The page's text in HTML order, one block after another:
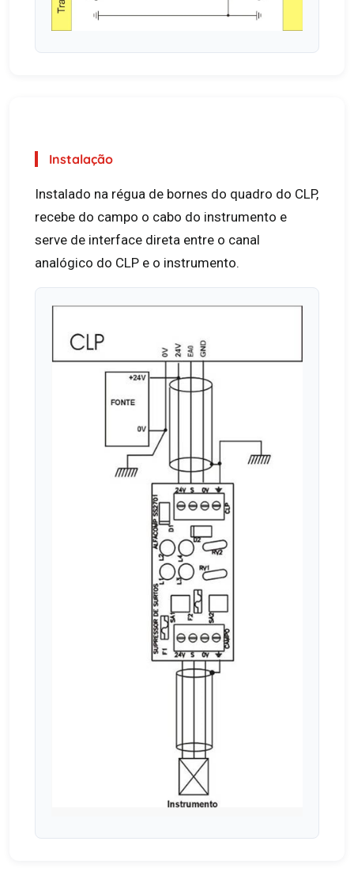
Instalação
Instalado na régua de bornes do quadro do CLP,
recebe do campo o cabo do instrumento e
serve de interface direta entre o canal
analógico do CLP e o instrumento.